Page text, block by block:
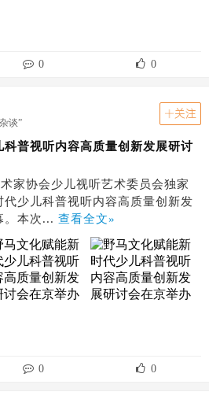
0 0
谈”
关注
普视听内容高质量创新发展研讨
家协会少儿视听艺术委员会独家
少儿科普视听内容高质量创新发
。本次... 查看全文»
0 0